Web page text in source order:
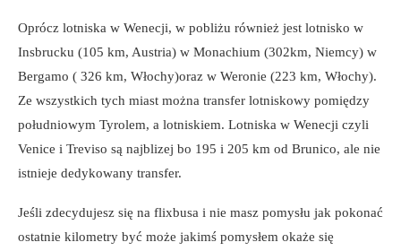
Oprócz lotniska w Wenecji, w pobliżu również jest lotnisko w
Insbrucku (105 km, Austria) w Monachium (302km, Niemcy) w
Bergamo ( 326 km, Włochy)oraz w Weronie (223 km, Włochy).
Ze wszystkich tych miast można transfer lotniskowy pomiędzy
południowym Tyrolem, a lotniskiem. Lotniska w Wenecji czyli
Venice i Treviso są najblizej bo 195 i 205 km od Brunico, ale nie
istnieje dedykowany transfer.
Jeśli zdecydujesz się na flixbusa i nie masz pomysłu jak pokonać
ostatnie kilometry być może jakimś pomysłem okaże się